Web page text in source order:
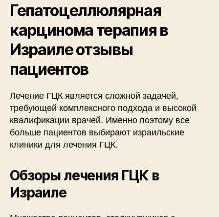
Гепатоцеллюлярная
карцинома терапия в
Израиле отзывы
пациентов
Лечение ГЦК является сложной задачей,
требующей комплексного подхода и высокой
квалификации врачей. Именно поэтому все
больше пациентов выбирают израильские
клиники для лечения ГЦК.
Обзоры лечения ГЦК в
Израиле